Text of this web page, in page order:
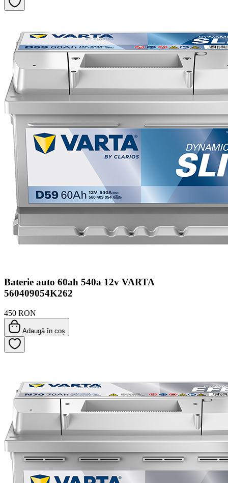
Baterie auto 60ah 540a 12v VARTA
560409054K262
450 RON
Adaugă în coș